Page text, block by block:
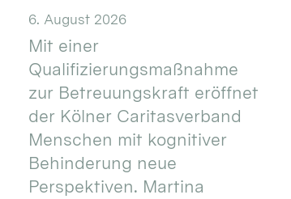
6. August 2026
Mit einer
Qualifizierungsmaßnahme
zur Betreuungskraft eröffnet
der Kölner Caritasverband
Menschen mit kognitiver
Behinderung neue
Perspektiven. Martina